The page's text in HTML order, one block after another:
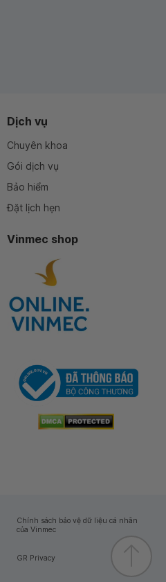
Dịch vụ
Chuyên khoa
Gói dịch vụ
Bảo hiểm
Đặt lịch hẹn
Vinmec shop
Chính sách bảo vệ dữ liệu cá nhân
của Vinmec
GR Privacy